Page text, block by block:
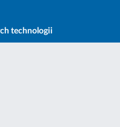
technologii